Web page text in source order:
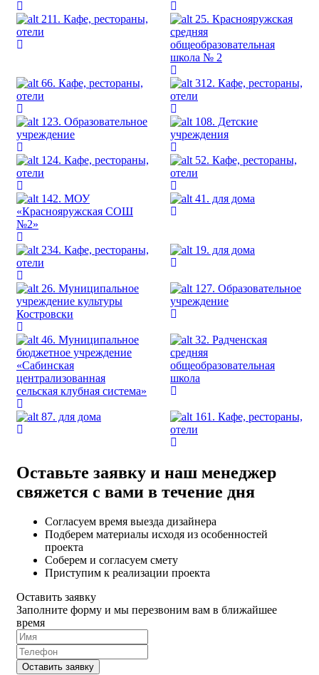
211. Кафе, рестораны,
отели
25. Краснояружская
средняя
общеобразовательная
школа № 2
66. Кафе, рестораны,
отели
312. Кафе, рестораны,
отели
123. Образовательное
учреждение
108. Детские
учреждения
124. Кафе, рестораны,
отели
52. Кафе, рестораны,
отели
142. МОУ
«Краснояружская СОШ
№2»
41. для дома
234. Кафе, рестораны,
отели
19. для дома
26. Муниципальное
учреждение культуры
Костровски
127. Образовательное
учреждение
46. Муниципальное
бюджетное учреждение
«Сабинская
централизованная
сельская клубная система»
32. Радченская
средняя
общеобразовательная
школа
87. для дома
161. Кафе, рестораны,
отели
Оставьте заявку и наш менеджер
свяжется с вами в течение дня
Согласуем время выезда дизайнера
Подберем материалы исходя из особенностей
проекта
Соберем и согласуем смету
Приступим к реализации проекта
Оставить заявку
Заполните форму и мы перезвоним вам в ближайшее
время